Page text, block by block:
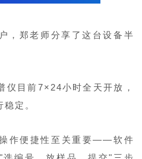
， 郑老师分享了这台设备半
仪目前7×24小时全天开放，
定。
作便捷性至关重要——软件